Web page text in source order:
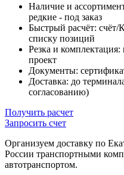
Наличие и
редкие - под заказ
Быстрый расчёт:
списку позиций
Резка и
проект
Документы:
Доставка: до
согласованию)
Получить расчет
Запросить счет
Организуем доставку по
России транспортными
автотранспортом.